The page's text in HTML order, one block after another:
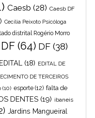
Caesb (28) Caesb DF
Cecília Peixoto Psicóloga
distrital Rogério Morro
(64) DF (38)
EDITAL (18) EDITAL DE
DE TERCEIROS
(10) esporte (12) falta de
DENTES (19) ibaneis
Jardins Mangueiral